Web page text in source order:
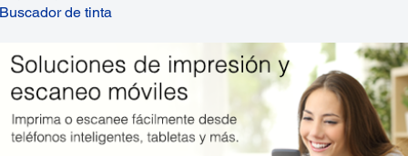
Buscador de tinta